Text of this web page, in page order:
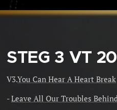
STEG 3 VT
V3.You Can Hear A Heart Break
-Leave All Our Troubles